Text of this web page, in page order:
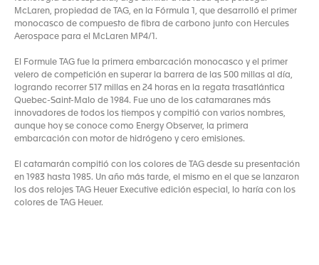
McLaren, propiedad de TAG, en la Fórmula 1, que desarrolló el primer
monocasco de compuesto de fibra de carbono junto con Hercules
Aerospace para el McLaren MP4/1.
El Formule TAG fue la primera embarcación monocasco y el primer
velero de competición en superar la barrera de las 500 millas al día,
logrando recorrer 517 millas en 24 horas en la regata trasatlántica
Quebec-Saint-Malo de 1984. Fue uno de los catamaranes más
innovadores de todos los tiempos y compitió con varios nombres,
aunque hoy se conoce como Energy Observer, la primera
embarcación con motor de hidrógeno y cero emisiones.
El catamarán compitió con los colores de TAG desde su presentación
en 1983 hasta 1985. Un año más tarde, el mismo en el que se lanzaron
los dos relojes TAG Heuer Executive edición especial, lo haría con los
colores de TAG Heuer.